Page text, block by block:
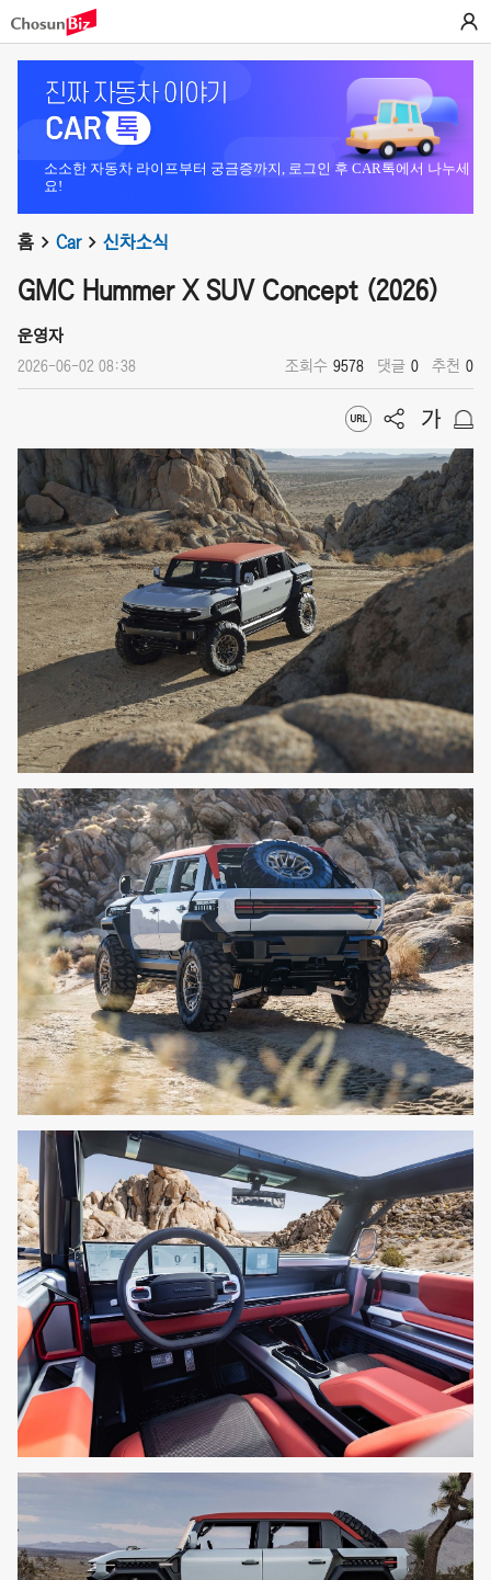
소소한 자동차 라이프부터 궁금증까지, 로그인 후 CAR톡에서 나누세
요!
홈 Car 신차소식
GMC Hummer X SUV Concept (2026)
운영자
2026-06-02 08:38 조회수 9578 댓글 0 추천 0